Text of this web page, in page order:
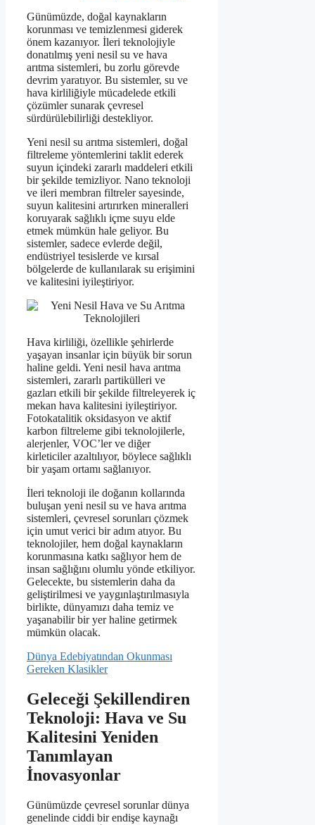
Günümüzde, doğal kaynakların
korunması ve temizlenmesi giderek
önem kazanıyor. İleri teknolojiyle
donatılmış yeni nesil su ve hava
arıtma sistemleri, bu zorlu görevde
devrim yaratıyor. Bu sistemler, su ve
hava kirliliğiyle mücadelede etkili
çözümler sunarak çevresel
sürdürülebilirliği destekliyor.
Yeni nesil su arıtma sistemleri, doğal
filtreleme yöntemlerini taklit ederek
suyun içindeki zararlı maddeleri etkili
bir şekilde temizliyor. Nano teknoloji
ve ileri membran filtreler sayesinde,
suyun kalitesini artırırken mineralleri
koruyarak sağlıklı içme suyu elde
etmek mümkün hale geliyor. Bu
sistemler, sadece evlerde değil,
endüstriyel tesislerde ve kırsal
bölgelerde de kullanılarak su erişimini
ve kalitesini iyileştiriyor.
Hava kirliliği, özellikle şehirlerde
yaşayan insanlar için büyük bir sorun
haline geldi. Yeni nesil hava arıtma
sistemleri, zararlı partikülleri ve
gazları etkili bir şekilde filtreleyerek iç
mekan hava kalitesini iyileştiriyor.
Fotokatalitik oksidasyon ve aktif
karbon filtreleme gibi teknolojilerle,
alerjenler, VOC’ler ve diğer
kirleticiler azaltılıyor, böylece sağlıklı
bir yaşam ortamı sağlanıyor.
İleri teknoloji ile doğanın kollarında
buluşan yeni nesil su ve hava arıtma
sistemleri, çevresel sorunları çözmek
için umut verici bir adım atıyor. Bu
teknolojiler, hem doğal kaynakların
korunmasına katkı sağlıyor hem de
insan sağlığını olumlu yönde etkiliyor.
Gelecekte, bu sistemlerin daha da
geliştirilmesi ve yaygınlaştırılmasıyla
birlikte, dünyamızı daha temiz ve
yaşanabilir bir yer haline getirmek
mümkün olacak.
Dünya Edebiyatından Okunması
Gereken Klasikler
Geleceği Şekillendiren
Teknoloji: Hava ve Su
Kalitesini Yeniden
Tanımlayan
İnovasyonlar
Günümüzde çevresel sorunlar dünya
genelinde ciddi bir endişe kaynağı